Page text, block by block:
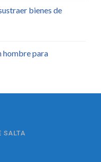
bienes de
hombre para
SALTA